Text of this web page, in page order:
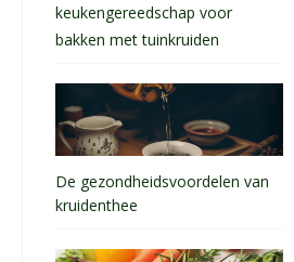
keukengereedschap voor
bakken met tuinkruiden
De gezondheidsvoordelen van
kruidenthee